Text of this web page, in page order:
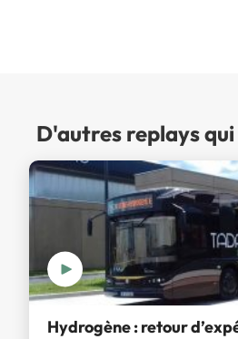
D'autres replays
Hydrogène : retour